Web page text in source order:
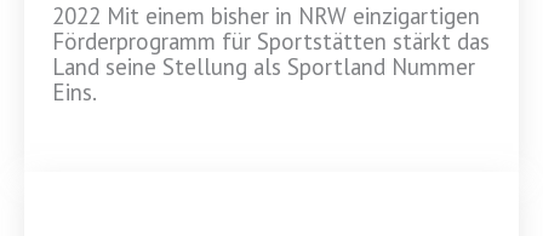
2022 Mit einem bisher in NRW einzigartigen
Förderprogramm für Sportstätten stärkt das
Land seine Stellung als Sportland Nummer
Eins.